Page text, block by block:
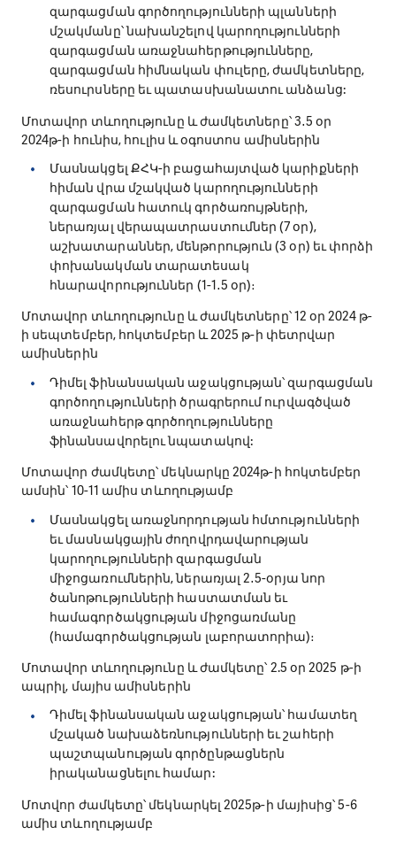
զարգացման գործողությունների պլանների
մշակմանը՝ նախանշելով կարողությունների
զարգացման առաջնահերթությունները,
զարգացման հիմնական փուլերը, ժամկետները,
ռեսուրսները եւ պատասխանատու անձանց:
Մոտավոր տևողությունը և ժամկետները՝ 3․5 օր
2024թ-ի հունիս, հուլիս և օգոստոս ամիսներին
Մասնակցել ՔՀԿ-ի բացահայտված կարիքների
հիման վրա մշակված կարողությունների
զարգացման հատուկ գործառույթների,
ներառյալ վերապատրաստումներ (7 օր),
աշխատարաններ, մենթորություն (3 օր) եւ փորձի
փոխանակման տարատեսակ
հնարավորություններ (1-1․5 օր)։
Մոտավոր տևողությունը և ժամկետները՝ 12 օր 2024 թ-
ի սեպտեմբեր, հոկտեմբեր և 2025 թ-ի փետրվար
ամիսներին
Դիմել ֆինանսական աջակցության՝ զարգացման
գործողությունների ծրագրերում ուրվագծված
առաջնահերթ գործողությունները
ֆինանսավորելու նպատակով:
Մոտավոր ժամկետը՝ մեկնարկը 2024թ-ի հոկտեմբեր
ամսին՝ 10-11 ամիս տևողությամբ
Մասնակցել առաջնորդության հմտությունների
եւ մասնակցային ժողովրդավարության
կարողությունների զարգացման
միջոցառումներին, ներառյալ 2․5-օրյա նոր
ծանոթությունների հաստատման եւ
համագործակցության միջոցառմանը
(համագործակցության լաբորատորիա)։
Մոտավոր տևողությունը և ժամկետը՝ 2.5 օր 2025 թ-ի
ապրիլ, մայիս ամիսներին
Դիմել ֆինանսական աջակցության՝ համատեղ
մշակած նախաձեռնությունների եւ շահերի
պաշտպանության գործընթացներն
իրականացնելու համար:
Մոտվոր ժամկետը՝ մեկնարկել 2025թ-ի մայիսից՝ 5-6
ամիս տևողությամբ